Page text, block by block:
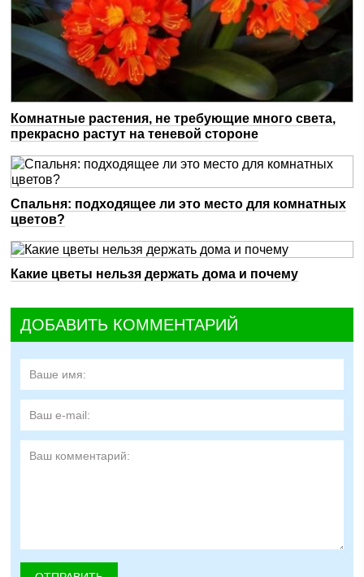
Комнатные растения, не требующие много света,
прекрасно растут на теневой стороне
Спальня: подходящее ли это место для комнатных
цветов?
Какие цветы нельзя держать дома и почему
ДОБАВИТЬ КОММЕНТАРИЙ